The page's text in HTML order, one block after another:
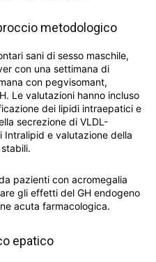
metodologico
sani di sesso maschile,
con una settimana di
con pegvisomant,
Le valutazioni hanno incluso
dei lipidi intraepatici e
secrezione di VLDL-
e valutazione della
pazienti con acromegalia
gli effetti del GH endogeno
acuta farmacologica.
epatico